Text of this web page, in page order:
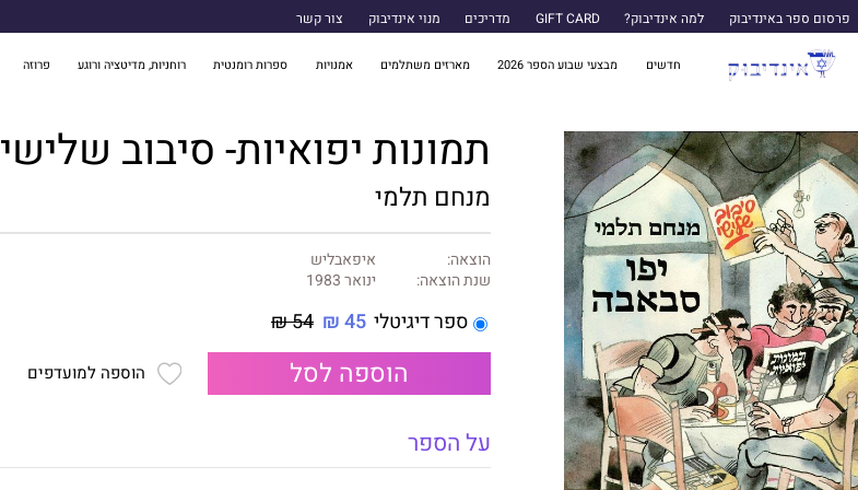
פרסום ספר באינדיבוק למה אינדיבוק? GIFT CARD מדריכים מנוי אינדיבוק צור קשר
חדשים מבצעי שבוע הספר 2026 מארזים משתלמים אמנויות ספרות רומנטית רוחניות, מדיטציה ורוגע פרוזה
תמונות יפואיות- סיבוב שלישי
מנחם תלמי
הוצאה:
איפאבליש
שנת הוצאה:
ינואר 1983
ספר דיגיטלי 45 ₪
54 ₪
הוספה לסל הוספה למועדפים
על הספר